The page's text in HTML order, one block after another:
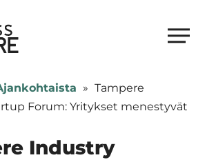
» Tampere
Forum: Yritykset menestyvät
Industry